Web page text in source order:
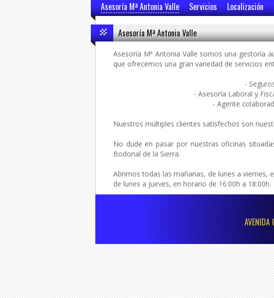
Asesoría Mª Antonia Valle Servicios Localización
Asesoría Mª Antonia Valle
Asesoría Mª Antonia Valle somos una gestoría
que ofrecemos una gran variedad de servicios
-
- Asesoría Laboral y
- Agente
Nuestros múltiples clientes satisfechos son
No dude en pasar por nuestras oficinas
Bodonal de la Sierra.
Abrimos todas las mañanas, de lunes a viernes,
de lunes a jueves, en horario de 16:00h a 18:00h.
AVENIDA